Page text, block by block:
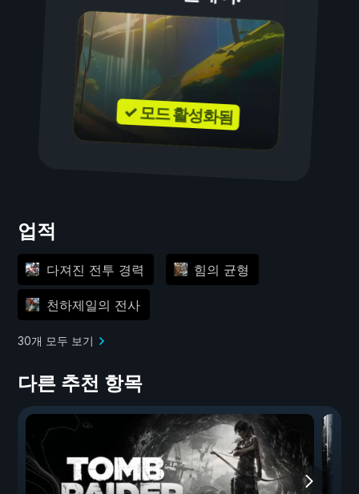
✓ 모드 활성화됨
업적
다져진 전투 경력 힘의 균형
천하제일의 전사
30개 모두 보기
다른 추천 항목